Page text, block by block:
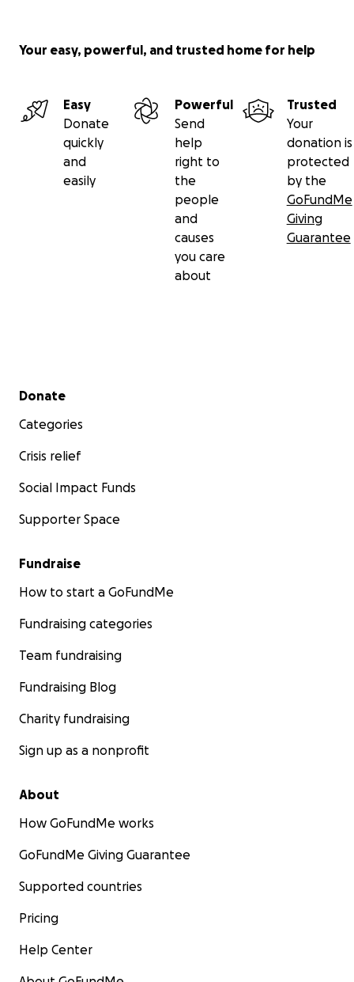
Juli 2017
Unsere Wohnküche vor und nach dem Brand:
nach dem Brand ist das Haus vollständig zerstört
Ein Großteil von Walters Erbe ist somit verloren, doch
so gerne an unserer Vision eines lebendigen und
Your easy, powerful, and trusted home for help
Easy
Donate
quickly
and
easily
Powerful
Send
help
right to
the
people
and
causes
you care
about
Trusted
Your
donation is
protected
by the
GoFundMe
Giving
Guarantee
Secondary menu
Donate
Categories
Crisis relief
Social Impact Funds
Supporter Space
Fundraise
How to start a GoFundMe
Fundraising categories
Team fundraising
Fundraising Blog
Charity fundraising
Sign up as a nonprofit
About
How GoFundMe works
GoFundMe Giving Guarantee
Supported countries
Pricing
Help Center